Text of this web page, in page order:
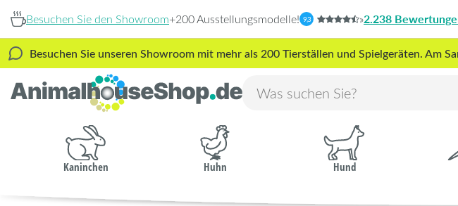
Besuchen Sie den Showroom+200 Ausstellungsmodelle! 9,3 »2.238
Besuchen Sie unseren Showroom mit mehr als 200 Tierställen und Spielgeräten. Am
Kaninchen Huhn Hund